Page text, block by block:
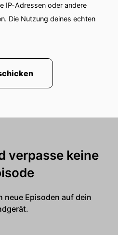
IP-Adressen oder andere
Die Nutzung deines echten
verpasse keine
neue Episoden auf dein